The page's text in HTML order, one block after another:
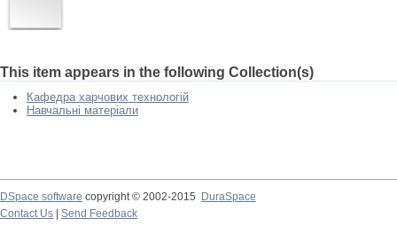
This item appears in the following Collection(s)
Кафедра харчових технологій
Навчальні матеріали
DSpace software copyright © 2002-2015
DuraSpace
Contact Us
Send Feedback